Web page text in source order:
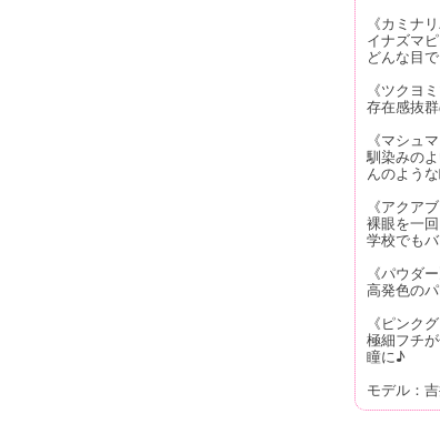
《カミナ
イナズマ
どんな目
《ツクヨ
存在感抜
《マシュマ
馴染みの
んのよう
《アクア
裸眼を一
学校でも
《パウダー
高発色の
《ピンク
極細フチ
瞳に♪
モデル：